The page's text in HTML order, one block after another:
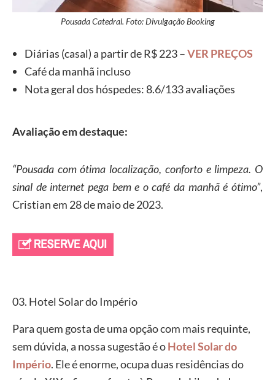
Pousada Catedral. Foto: Divulgação Booking
Diárias (casal) a partir de R$ 223 –VER PREÇOS
Café da manhã incluso
Nota geral dos hóspedes: 8.6/133 avaliações
Avaliação em destaque:
“Pousada com ótima localização, conforto e limpeza. O
sinal de internet pega bem e o café da manhã é ótimo”,
Cristian em 28 de maio de 2023.
03. Hotel Solar do Império
Para quem gosta de uma opção com mais requinte,
sem dúvida, a nossa sugestão é oHotel Solar do
Império. Ele é enorme, ocupa duas residências do